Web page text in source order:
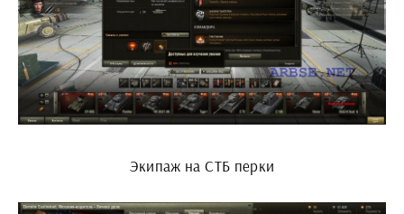
Экипаж на СТБ перки